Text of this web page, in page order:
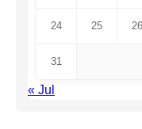
24 25 26
31
« Jul